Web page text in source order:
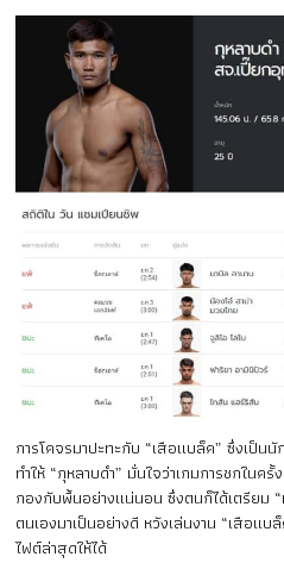
การโคจรมาปะทะกับ “เสือแบล็ค” ซึ่งเป็น
ทำให้ “กุหลาบดำ” มั่นใจว่าเกมการชกในค
กองกับพื้นอย่างแน่นอน ซึ่งตนก็ได้เตรียม “
ตนเองมาเป็นอย่างดี หวังเล่นงาน “เสือแบ
ไฟต์ล่าสุดให้ได้